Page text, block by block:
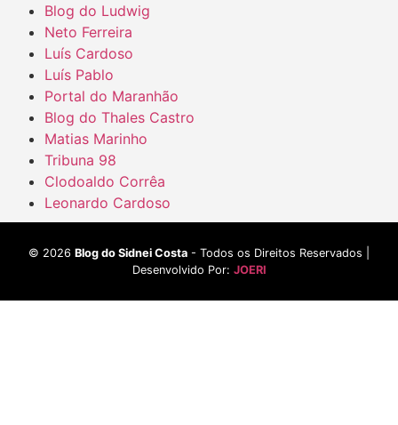
Blog do Ludwig
Neto Ferreira
Luís Cardoso
Luís Pablo
Portal do Maranhão
Blog do Thales Castro
Matias Marinho
Tribuna 98
Clodoaldo Corrêa
Leonardo Cardoso
© 2026 Blog do Sidnei Costa - Todos os Direitos Reservados |
Desenvolvido Por: JOERI